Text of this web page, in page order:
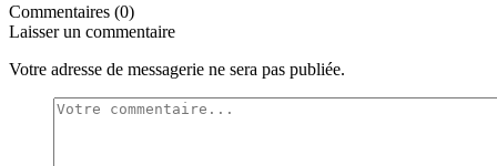
Commentaires (0)
Laisser un commentaire
Votre adresse de messagerie ne sera pas publiée.